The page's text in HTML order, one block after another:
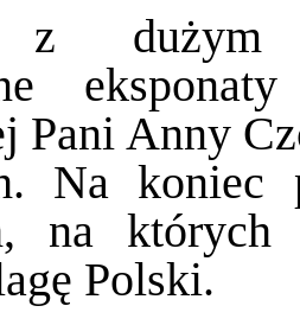
dużym
Pani Anny
Na koniec
na których
Polski.